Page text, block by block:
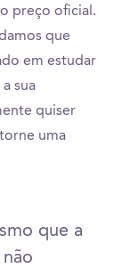
preço oficial.
que
em estudar
sua
quiser
uma
que a